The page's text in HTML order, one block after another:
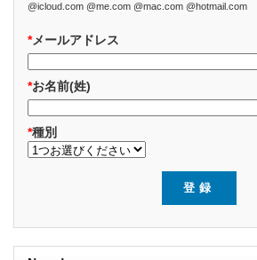
@icloud.com @me.com @mac.com @hotmail.com
*メールアドレス
*お名前(姓)
*種別